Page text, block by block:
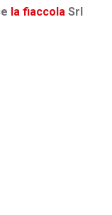
la fiaccola Srl